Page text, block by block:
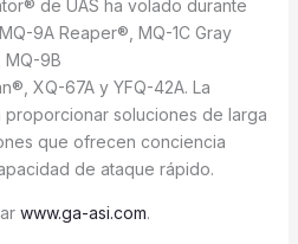
de UAS ha volado durante
9A Reaper®, MQ-1C Gray
9B
XQ-67A y YFQ-42A. La
soluciones de larga
que ofrecen conciencia
de ataque rápido.
www.ga-asi.com.